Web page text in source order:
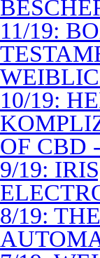
11/19:
10/19:
OF CBD
9/19:
8/19: